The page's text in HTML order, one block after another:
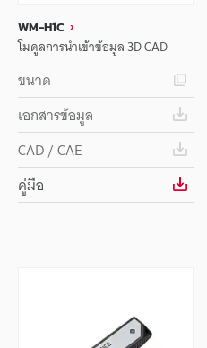
WM-H1C
โมดูลการนำเข้าข้อมูล 3D CAD
ขนาด
เอกสารข้อมูล
CAD / CAE
คู่มือ